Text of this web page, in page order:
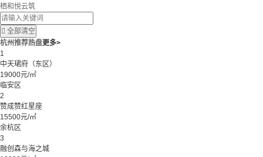
栖和悦云筑
 全部清空
杭州推荐热盘更多>
1
中天珺府（东区）
19000元/㎡
临安区
2
赞成赞红星座
15500元/㎡
余杭区
3
融创森与海之城